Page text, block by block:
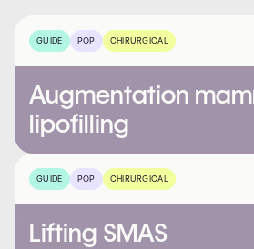
GUIDE POP CHIRURGICAL
Augmentation
lipofilling
GUIDE POP CHIRURGICAL
Lifting SMAS